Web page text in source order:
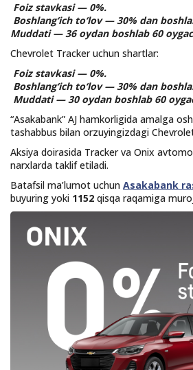
Foiz stavkasi — 0%.
Boshlang‘ich to‘lov — 30% dan
Muddati — 36 oydan boshlab 60
Chevrolet Tracker uchun shartlar:
Foiz stavkasi — 0%.
Boshlang‘ich to‘lov — 30% dan
Muddati — 30 oydan boshlab 60
“Asakabank” AJ hamkorligida amalga
tashabbus bilan orzuyingizdagi
Aksiya doirasida Tracker va Onix
narxlarda taklif etiladi.
Batafsil ma’lumot uchun Asakabank
buyuring yoki 1152 qisqa raqamiga